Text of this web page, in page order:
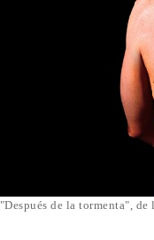
"Después de la tormenta", de